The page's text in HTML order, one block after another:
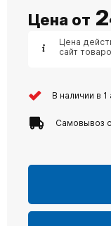
Цена от
Цена
сайт
В наличии в 1
Самовывоз